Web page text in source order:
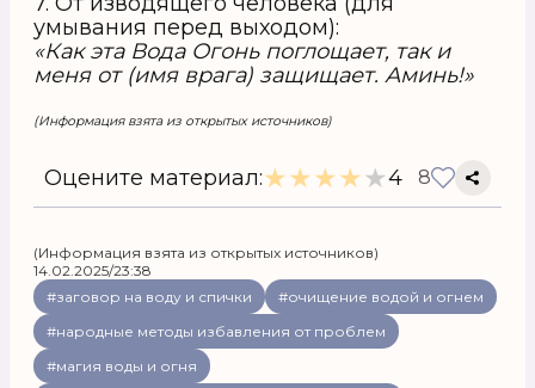
умывания перед выходом):
«Как эта Вода Огонь поглощает, так и
меня от (имя врага) защищает. Аминь!»
(Информация взята из открытых источников)
Оцените материал:★★★★★4 8
(Информация взята из открытых источников)
14.02.2025/23:38
#заговор на воду и спички
#очищение водой и огнем
#народные методы избавления от проблем
#магия воды и огня